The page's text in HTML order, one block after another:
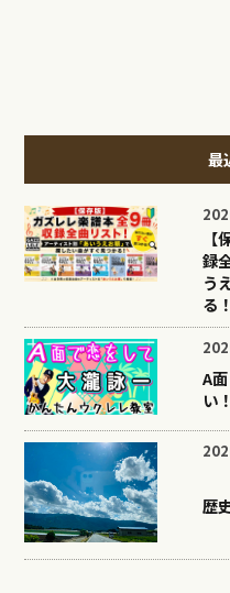
最
録
う
る！
A
い！
歴